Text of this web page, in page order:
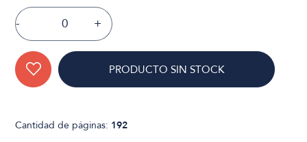
- +
PRODUCTO SIN STOCK
Cantidad de páginas: 192